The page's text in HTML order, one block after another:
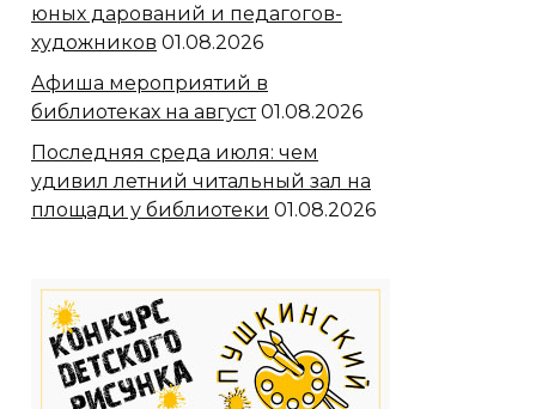
юных дарований и педагогов-
художников 01.08.2026
Афиша мероприятий в
библиотеках на август 01.08.2026
Последняя среда июля: чем
удивил летний читальный зал на
площади у библиотеки 01.08.2026